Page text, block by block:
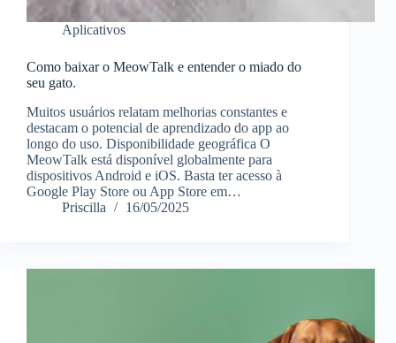
Aplicativos
Como baixar o MeowTalk e entender o miado do
seu gato.
Muitos usuários relatam melhorias constantes e
destacam o potencial de aprendizado do app ao
longo do uso. Disponibilidade geográfica O
MeowTalk está disponível globalmente para
dispositivos Android e iOS. Basta ter acesso à
Google Play Store ou App Store em…
Priscilla
16/05/2025